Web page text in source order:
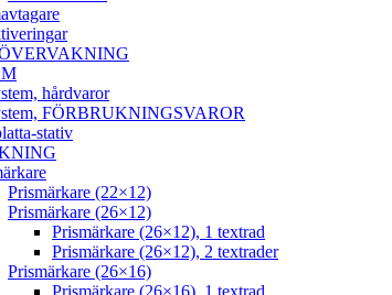
hårdvaror
FÖRBRUKNINGSVAROR
stativ
Prismärkare (22×12)
Prismärkare (26×12)
Prismärkare (26×12), 1 textrad
Prismärkare (26×12), 2 textrader
Prismärkare (26×16)
Prismärkare (26×16), 1 textrad